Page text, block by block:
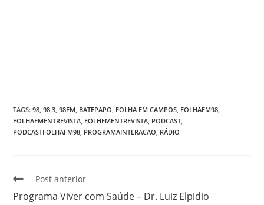
TAGS:98 98.3 98FM BATEPAPO FOLHA FM CAMPOS FOLHAFM98
FOLHAFMENTREVISTA FOLHFMENTREVISTA PODCAST
PODCASTFOLHAFM98 PROGRAMAINTERACAO RÁDIO
Post anterior
Programa Viver com Saúde – Dr. Luiz Elpidio